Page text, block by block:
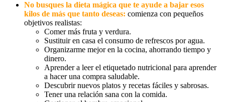
No busques la dieta mágica que te ayude a bajar esos
kilos de más que tanto deseas: comienza con pequeños
objetivos realistas:
Comer más fruta y verdura.
Sustituir en casa el consumo de refrescos por agua.
Organizarme mejor en la cocina, ahorrando tiempo y
dinero.
Aprender a leer el etiquetado nutricional para aprender
a hacer una compra saludable.
Descubrir nuevos platos y recetas fáciles y sabrosas.
Tener una relación sana con la comida.